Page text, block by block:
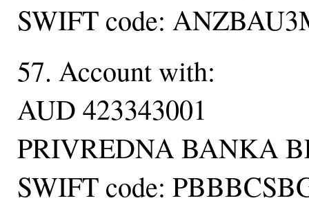
SWIFT code:
57. Account with:
AUD 423343001
PRIVREDNA BANKA
SWIFT code: